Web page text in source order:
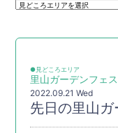
●見どころエリア
里山ガーデンフェ
2022.09.21 Wed
先日の里山ガ